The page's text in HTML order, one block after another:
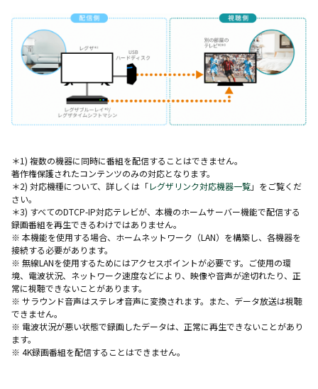
＊1) 複数の機器に同時に番組を配信することはできません。
著作権保護されたコンテンツのみの対応となります。
＊2) 対応機種について、詳しくは「レグザリンク対応機器一覧」をご覧くだ
さい。
＊3) すべてのDTCP-IP対応テレビが、本機のホームサーバー機能で配信する
録画番組を再生できるわけではありません。
※ 本機能を使用する場合、ホームネットワーク（LAN）を構築し、各機器を
接続する必要があります。
※ 無線LANを使用するためにはアクセスポイントが必要です。ご使用の環
境、電波状況、ネットワーク速度などにより、映像や音声が途切れたり、正
常に視聴できないことがあります。
※ サラウンド音声はステレオ音声に変換されます。また、データ放送は視聴
できません。
※ 電波状況が悪い状態で録画したデータは、正常に再生できないことがあり
ます。
※ 4K録画番組を配信することはできません。